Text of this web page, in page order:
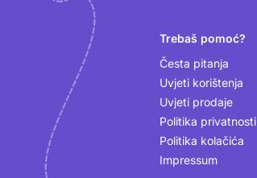
Trebaš pomoć?
Česta pitanja
Uvjeti korištenja
Uvjeti prodaje
Politika privatnosti
Politika kolačića
Impressum